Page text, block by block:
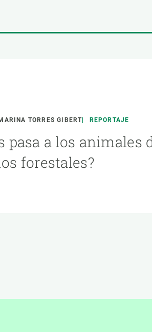
TORRES GIBERT REPORTAJE
pasa a los animales
forestales?